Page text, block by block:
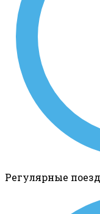
Регулярные